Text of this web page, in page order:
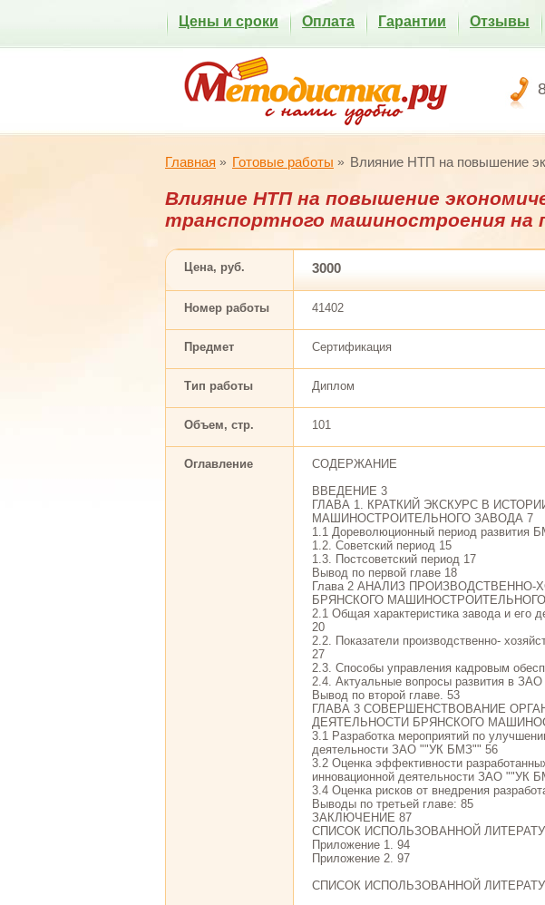
Цены и сроки Оплата Гарантии Отзывы
Главная Готовые работы Влияние НТП на повышение
Влияние НТП на повышение
транспортного машиностроения на
Цена, руб. 3000
Номер работы 41402
Предмет Сертификация
Тип работы Диплом
Объем, стр. 101
Оглавление
СОДЕРЖАНИЕ
ВВЕДЕНИЕ 3
ГЛАВА 1. КРАТКИЙ ЭКСКУРС В
МАШИНОСТРОИТЕЛЬНОГО ЗАВОДА 7
1.1 Дореволюционный период развития
1.2. Советский период 15
1.3. Постсоветский период 17
Вывод по первой главе 18
Глава 2 АНАЛИЗ
БРЯНСКОГО
2.1 Общая характеристика завода и его
20
2.2. Показатели производственно-
27
2.3. Способы управления кадровым
2.4. Актуальные вопросы развития в
Вывод по второй главе. 53
ГЛАВА 3 СОВЕРШЕНСТВОВАНИЕ
ДЕЯТЕЛЬНОСТИ БРЯНСКОГО
3.1 Разработка мероприятий по
деятельности ЗАО ""УК БМЗ"" 56
3.2 Оценка эффективности
инновационной деятельности ЗАО ""УК
3.4 Оценка рисков от внедрения
Выводы по третьей главе: 85
ЗАКЛЮЧЕНИЕ 87
СПИСОК ИСПОЛЬЗОВАННОЙ
Приложение 1. 94
Приложение 2. 97
СПИСОК ИСПОЛЬЗОВАННОЙ